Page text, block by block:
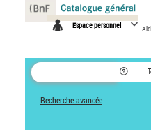
Espace personnel
Recherche avancée
Panneau de gestion des cookies